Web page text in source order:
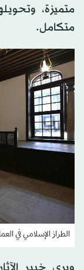
متميزة،
متكامل.
الطراز الإسلامي في